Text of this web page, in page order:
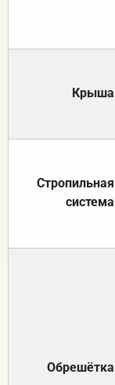
Крыша
Стропильная
система
Обрешётка